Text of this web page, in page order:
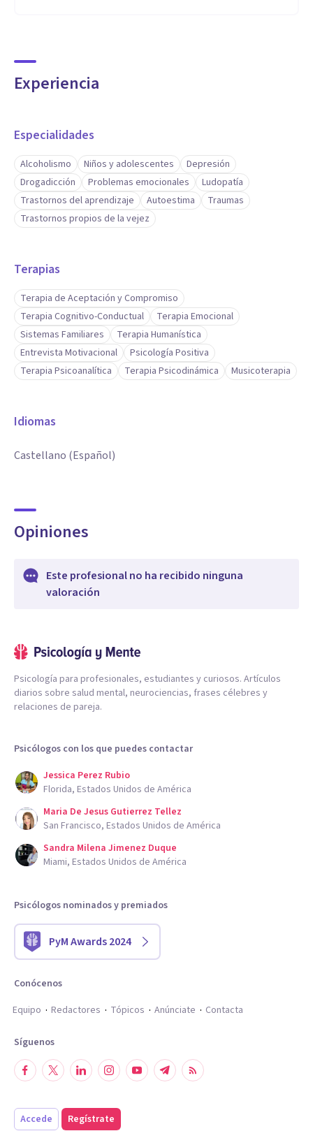
Experiencia
Especialidades
Alcoholismo Niños y adolescentes
Depresión
Drogadicción
Problemas emocionales
Ludopatía
Trastornos del aprendizaje
Autoestima
Traumas
Trastornos propios de la vejez
Terapias
Terapia de Aceptación y Compromiso
Terapia Cognitivo-Conductual
Terapia Emocional
Sistemas Familiares
Terapia Humanística
Entrevista Motivacional
Psicología Positiva
Terapia Psicoanalítica
Terapia Psicodinámica Musicoterapia
Idiomas
Castellano (Español)
Opiniones
Este profesional no ha recibido ninguna
valoración
Psicología para profesionales, estudiantes y curiosos. Artículos
diarios sobre salud mental, neurociencias, frases célebres y
relaciones de pareja.
Psicólogos con los que puedes contactar
Jessica Perez Rubio
Florida, Estados Unidos de América
Maria De Jesus Gutierrez Tellez
San Francisco, Estados Unidos de América
Sandra Milena Jimenez Duque
Miami, Estados Unidos de América
Psicólogos nominados y premiados
PyM Awards 2024
Conócenos
Equipo
Redactores Tópicos Anúnciate Contacta
Síguenos
Accede Regístrate